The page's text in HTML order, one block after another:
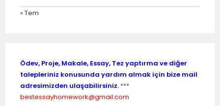
« Tem
Ödev, Proje, Makale, Essay, Tez yaptırma ve diğer
talepleriniz konusunda yardım almak için bize mail
adresimizden ulaşabilirsiniz. ***
bestessayhomework@gmail.com